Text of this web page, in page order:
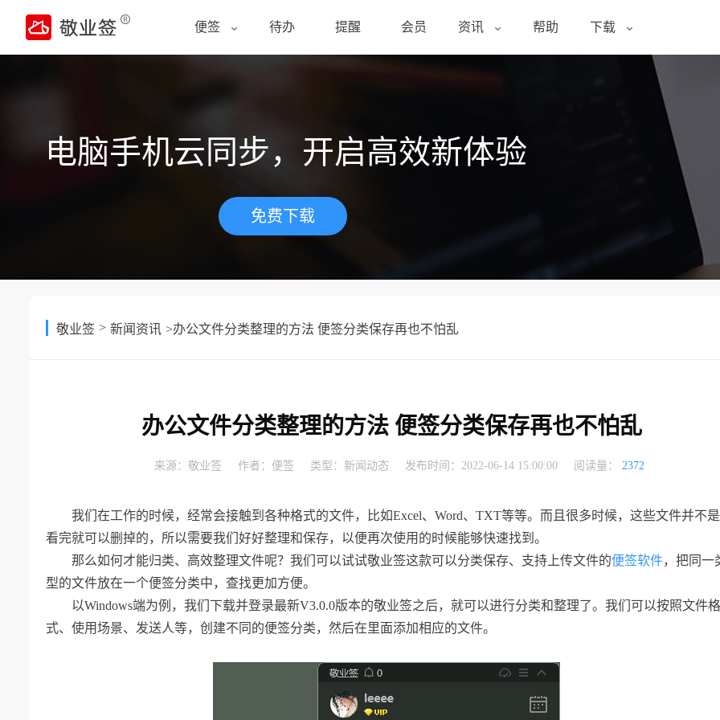
便签 待办 提醒 会员 资讯 帮助 下载
电脑手机云同步，开启高效新体验
免费下载
敬业签 > 新闻资讯 >办公文件分类整理的方法 便签分类保存再也不怕乱
办公文件分类整理的方法 便签分类保存再也不怕乱
来源： 敬业签 作者： 便签 类型： 新闻动态 发布时间：2022-06-14 15:00:00 阅读量： 2372
我们在工作的时候，经常会接触到各种格式的文件，比如Excel、Word、TXT等等。而且很多时候，这些文件并不是
看完就可以删掉的，所以需要我们好好整理和保存，以便再次使用的时候能够快速找到。
那么如何才能归类、高效整理文件呢？我们可以试试敬业签这款可以分类保存、支持上传文件的便签软件，把同一
型的文件放在一个便签分类中，查找更加方便。
以Windows端为例，我们下载并登录最新V3.0.0版本的敬业签之后，就可以进行分类和整理了。我们可以按照文件格
式、使用场景、发送人等，创建不同的便签分类，然后在里面添加相应的文件。